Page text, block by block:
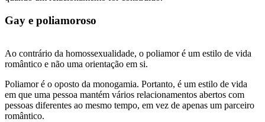
Gay e poliamoroso
Ao contrário da homossexualidade, o poliamor é um estilo de vida
romântico e não uma orientação em si.
Poliamor é o oposto da monogamia. Portanto, é um estilo de vida
em que uma pessoa mantém vários relacionamentos abertos com
pessoas diferentes ao mesmo tempo, em vez de apenas um parceiro
romântico.